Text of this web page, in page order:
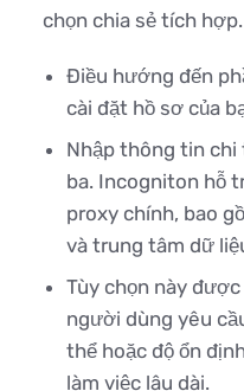
chọn chia sẻ tích hợp.
Điều hướng đến
cài đặt hồ sơ của
Nhập thông tin
ba. Incogniton hỗ
proxy chính, bao
và trung tâm dữ
Tùy chọn này
người dùng yêu
thể hoặc độ ổn
làm việc lâu dài.